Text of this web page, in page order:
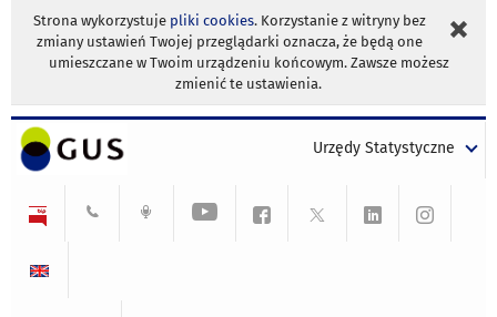
Strona wykorzystuje pliki cookies. Korzystanie z witryny bez
zmiany ustawień Twojej przeglądarki oznacza, że będą one
umieszczane w Twoim urządzeniu końcowym. Zawsze możesz
zmienić te ustawienia.
Urzędy Statystyczne